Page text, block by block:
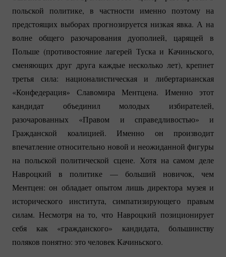
польской политике, в частности именно поэтому на
предстоящих выборах прогнозируется низкая явка. А на
волне общего разочарования дуополией, царящей в
Польше (противостояние лагерей Туска и Качиньского,
сменяющих друг друга каждые несколько лет), крепнет
третья сила: националистическая и либертарианская
«Конфедерация» Славомира Ментцена. Именно этот
кандидат объединил молодых избирателей,
разочарованных «Правом и справедливостью» и
Гражданской коалицией. Именно он производит
впечатление относительно новой и неожиданной фигуры
на польской политической сцене. Хотя на самом деле
Навроцкий в политике — больший новичок, чем
Ментцен: он обладает опытом лишь директора музея и
исторического института, симпатизирующего правым
силам. Несмотря на то, что Навроцкий позиционирует
себя как «гражданского» кандидата, большинству
поляков понятно: это человек Качиньского.